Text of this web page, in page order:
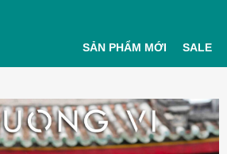
SẢN PHẨM MỚI SALE